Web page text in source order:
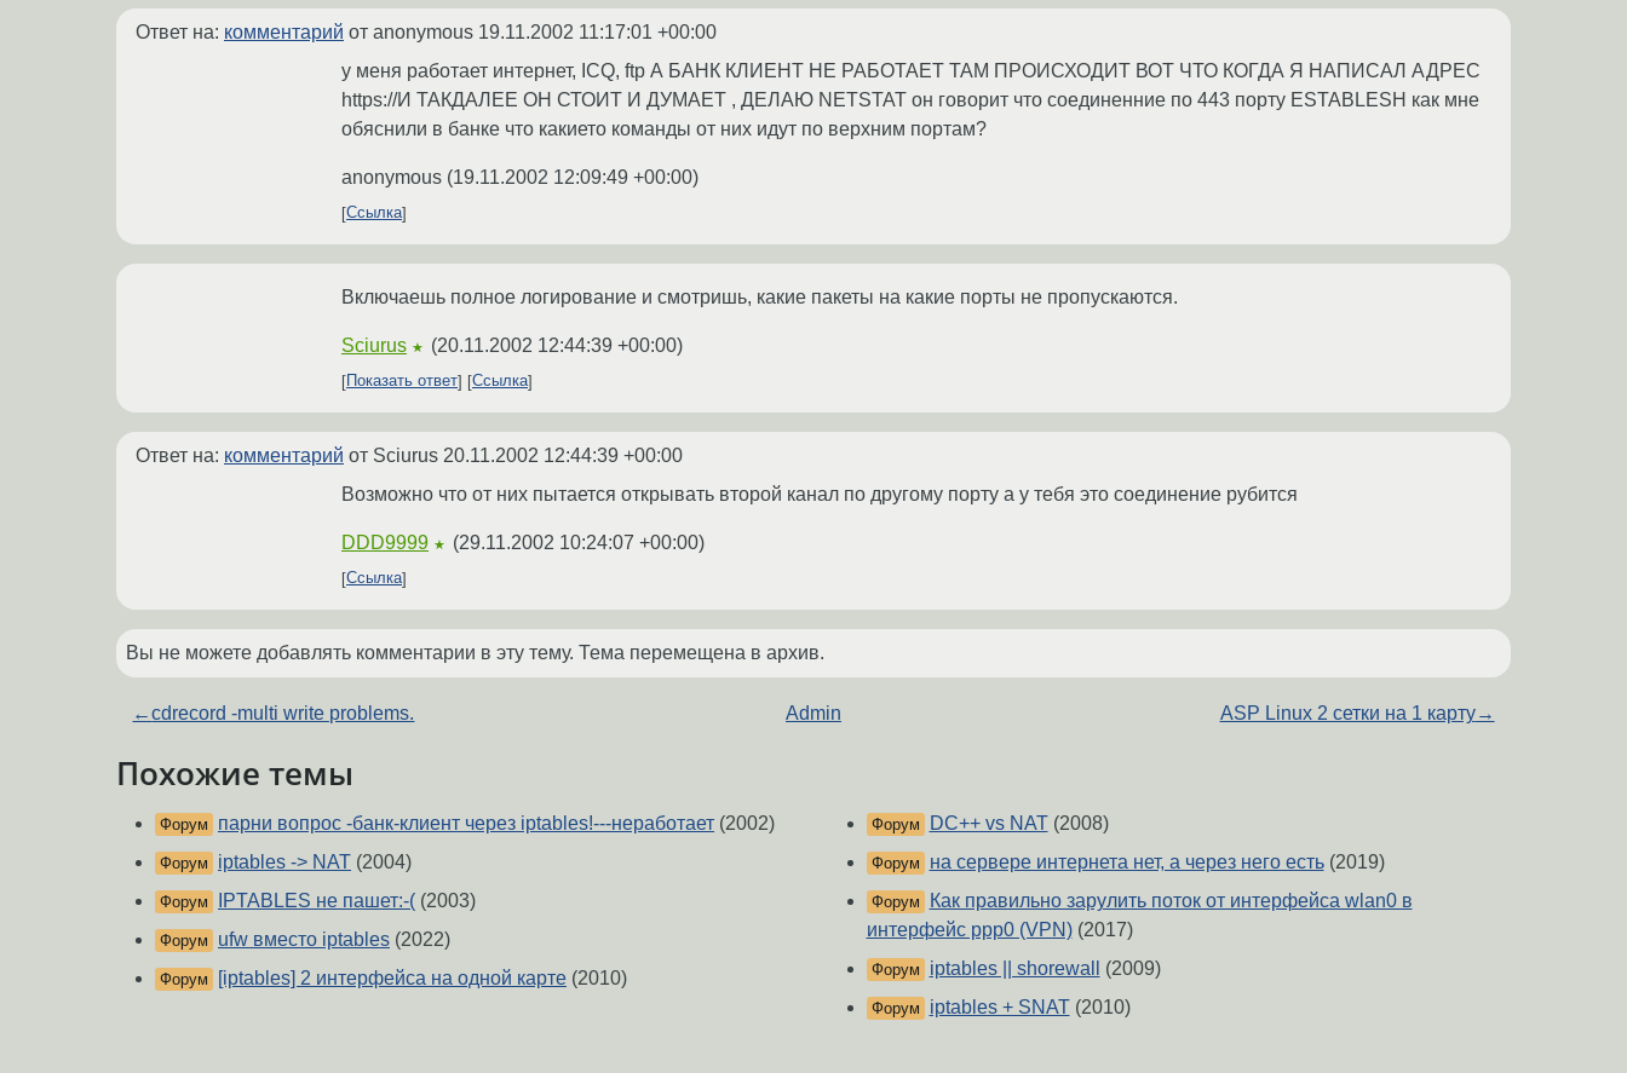
Ответ на: комментарий от anonymous 19.11.2002 11:17:01 +00:00
у меня работает интернет, ICQ, ftp А БАНК КЛИЕНТ НЕ РАБОТАЕТ ТАМ ПРОИСХОДИТ ВОТ ЧТО КОГДА Я НАПИСАЛ АДРЕС
https://И ТАКДАЛЕЕ ОН СТОИТ И ДУМАЕТ , ДЕЛАЮ NETSTAT он говорит что соединенние по 443 порту ESTABLESH как мне
обяснили в банке что какието команды от них идут по верхним портам?
anonymous (19.11.2002 12:09:49 +00:00)
Ссылка
Включаешь полное логирование и смотришь, какие пакеты на какие порты не пропускаются.
Sciurus ★ (20.11.2002 12:44:39 +00:00)
Показать ответ Ссылка
Ответ на: комментарий от Sciurus 20.11.2002 12:44:39 +00:00
Возможно что от них пытается открывать второй канал по другому порту а у тебя это соединение рубится
DDD9999 ★ (29.11.2002 10:24:07 +00:00)
Ссылка
Вы не можете добавлять комментарии в эту тему. Тема перемещена в архив.
←cdrecord -multi write problems. Admin ASP Linux 2 сетки на 1 карту→
Похожие темы
Форум парни вопрос -банк-клиент через iptables!---неработает (2002)
Форум iptables -> NAT (2004)
Форум IPTABLES не пашет:-( (2003)
Форум ufw вместо iptables (2022)
Форум [iptables] 2 интерфейса на одной карте (2010)
Форум DC++ vs NAT (2008)
Форум на сервере интернета нет, а через него есть(2019)
Форум
Как правильно зарулить поток от интерфейса wlan0 в
интерфейс ppp0 (VPN)(2017)
Форум iptables || shorewall (2009)
Форум iptables + SNAT (2010)